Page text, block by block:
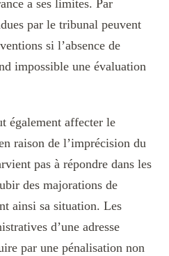
a ses limites. Par
par le tribunal peuvent
si l’absence de
impossible une évaluation
également affecter le
raison de l’imprécision du
pas à répondre dans les
des majorations de
ainsi sa situation. Les
d’une adresse
par une pénalisation non